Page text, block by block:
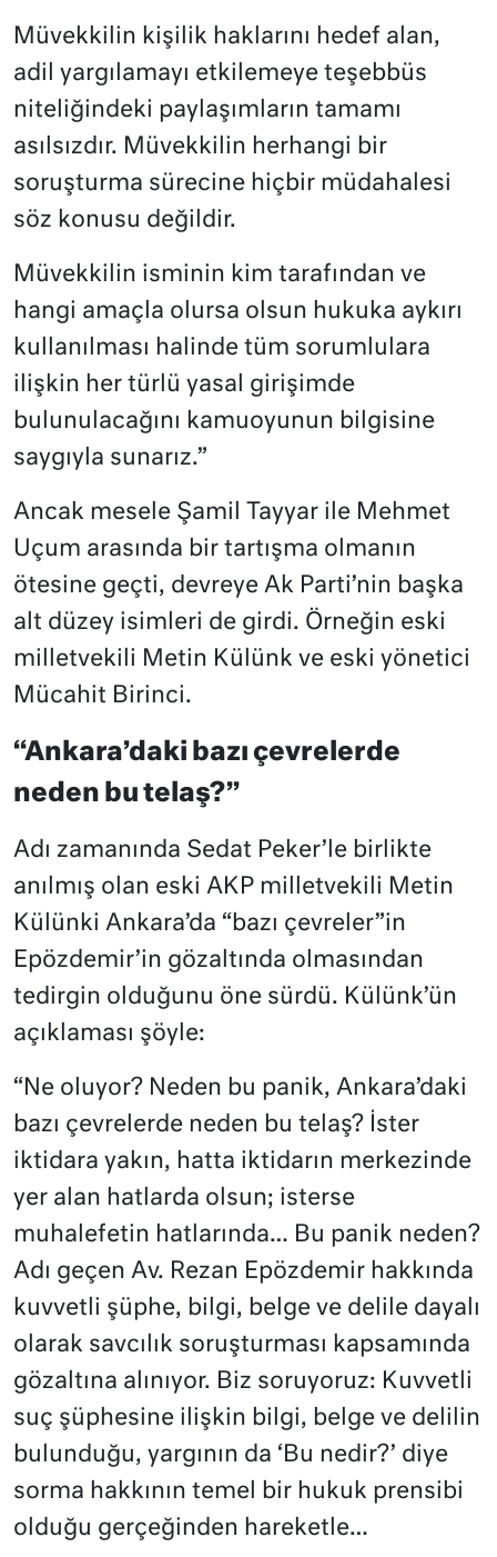
Müvekkilin kişilik haklarını hedef alan,
adil yargılamayı etkilemeye teşebbüs
niteliğindeki paylaşımların tamamı
asılsızdır. Müvekkilin herhangi bir
soruşturma sürecine hiçbir müdahalesi
söz konusu değildir.
Müvekkilin isminin kim tarafından ve
hangi amaçla olursa olsun hukuka aykırı
kullanılması halinde tüm sorumlulara
ilişkin her türlü yasal girişimde
bulunulacağını kamuoyunun bilgisine
saygıyla sunarız.”
Ancak mesele Şamil Tayyar ile Mehmet
Uçum arasında bir tartışma olmanın
ötesine geçti, devreye Ak Parti’nin başka
alt düzey isimleri de girdi. Örneğin eski
milletvekili Metin Külünk ve eski yönetici
Mücahit Birinci.
“Ankara’daki bazı çevrelerde
neden bu telaş?”
Adı zamanında Sedat Peker’le birlikte
anılmış olan eski AKP milletvekili Metin
Külünki Ankara’da “bazı çevreler”in
Epözdemir’in gözaltında olmasından
tedirgin olduğunu öne sürdü. Külünk’ün
açıklaması şöyle:
“Ne oluyor? Neden bu panik, Ankara’daki
bazı çevrelerde neden bu telaş? İster
iktidara yakın, hatta iktidarın merkezinde
yer alan hatlarda olsun; isterse
muhalefetin hatlarında… Bu panik neden?
Adı geçen Av. Rezan Epözdemir hakkında
kuvvetli şüphe, bilgi, belge ve delile dayalı
olarak savcılık soruşturması kapsamında
gözaltına alınıyor. Biz soruyoruz: Kuvvetli
suç şüphesine ilişkin bilgi, belge ve delilin
bulunduğu, yargının da ‘Bu nedir?’ diye
sorma hakkının temel bir hukuk prensibi
olduğu gerçeğinden hareketle…